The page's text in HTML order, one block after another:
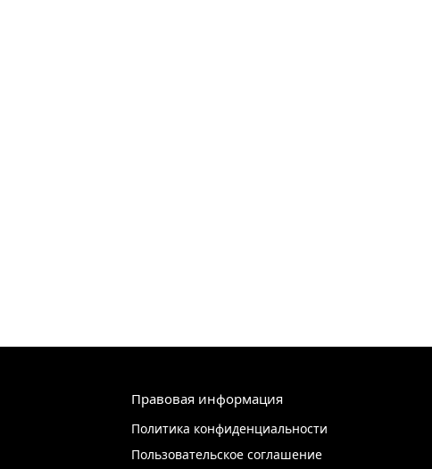
Правовая информация
Политика конфиденциальности
Пользовательское соглашение